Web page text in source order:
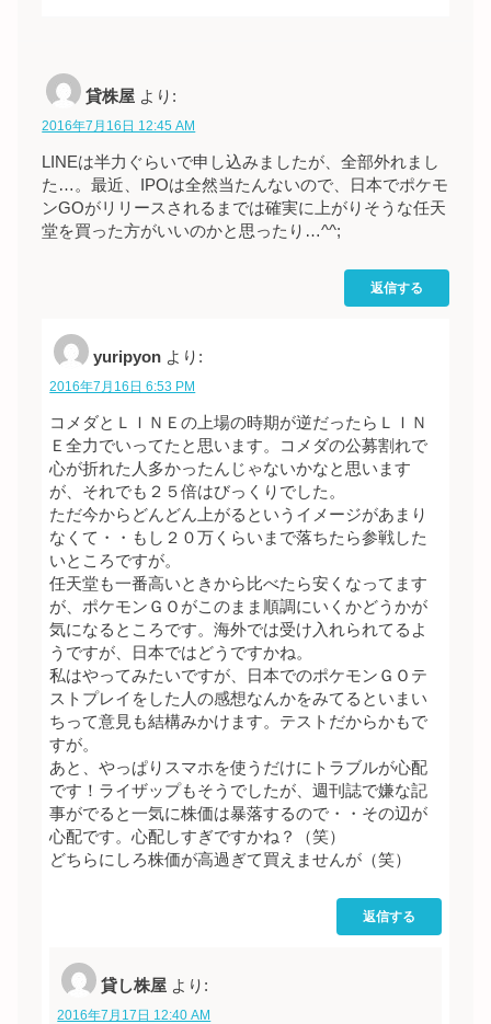
貸株屋 より:
2016年7月16日 12:45 AM
LINEは半力ぐらいで申し込みましたが、全部外れまし
た…。最近、IPOは全然当たんないので、日本でポケモ
ンGOがリリースされるまでは確実に上がりそうな任天
堂を買った方がいいのかと思ったり…^^;
返信する
yuripyon より:
2016年7月16日 6:53 PM
コメダとＬＩＮＥの上場の時期が逆だったらＬＩＮ
Ｅ全力でいってたと思います。コメダの公募割れで
心が折れた人多かったんじゃないかなと思います
が、それでも２５倍はびっくりでした。
ただ今からどんどん上がるというイメージがあまり
なくて・・もし２０万くらいまで落ちたら参戦した
いところですが。
任天堂も一番高いときから比べたら安くなってます
が、ポケモンＧＯがこのまま順調にいくかどうかが
気になるところです。海外では受け入れられてるよ
うですが、日本ではどうですかね。
私はやってみたいですが、日本でのポケモンＧＯテ
ストプレイをした人の感想なんかをみてるといまい
ちって意見も結構みかけます。テストだからかもで
すが。
あと、やっぱりスマホを使うだけにトラブルが心配
です！ライザップもそうでしたが、週刊誌で嫌な記
事がでると一気に株価は暴落するので・・その辺が
心配です。心配しすぎですかね？（笑）
どちらにしろ株価が高過ぎて買えませんが（笑）
返信する
貸し株屋 より:
2016年7月17日 12:40 AM